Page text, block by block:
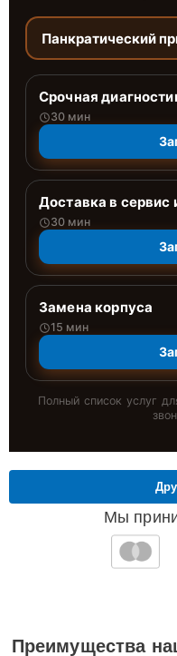
Панкратический
Срочная
30 мин
Доставка в сервис
30 мин
Замена корпуса
15 мин
Полный список услуг
Мы
Преимущества